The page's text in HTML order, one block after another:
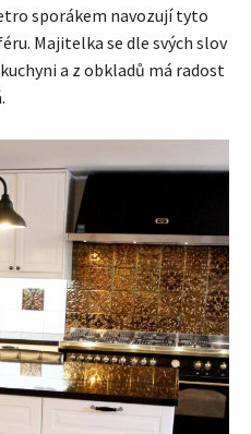
sporákem navozují tyto
Majitelka se dle svých slov
a z obkladů má radost